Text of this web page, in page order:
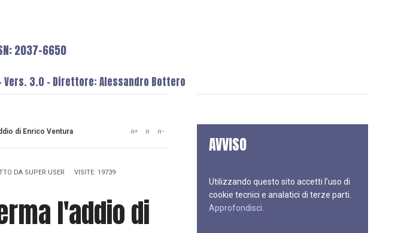
2037-6650
3.0 - Direttore: Alessandro Bottero
di Enrico Ventura
DA SUPER USER VISITE: 19739
l'addio di
AVVISO
Utilizzando questo sito accetti l’uso di
cookie tecnici e analatici di terze parti.
Approfondisci